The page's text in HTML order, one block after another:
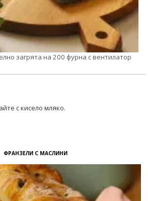
загрята на 200 фурна с вентилатор
с кисело мляко.
ФРАНЗЕЛИ С МАСЛИНИ